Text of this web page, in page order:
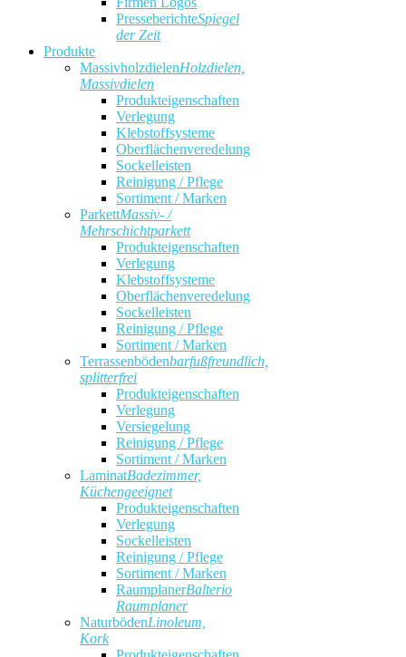
PresseberichteSpiegel
der Zeit
Produkte
MassivholzdielenHolzdielen,
Massivdielen
Produkteigenschaften
Verlegung
Klebstoffsysteme
Oberflächenveredelung
Sockelleisten
Reinigung / Pflege
Sortiment / Marken
ParkettMassiv- /
Mehrschichtparkett
Produkteigenschaften
Verlegung
Klebstoffsysteme
Oberflächenveredelung
Sockelleisten
Reinigung / Pflege
Sortiment / Marken
Terrassenbödenbarfußfreundlich,
splitterfrei
Produkteigenschaften
Verlegung
Versiegelung
Reinigung / Pflege
Sortiment / Marken
LaminatBadezimmer,
Küchengeeignet
Produkteigenschaften
Verlegung
Sockelleisten
Reinigung / Pflege
Sortiment / Marken
RaumplanerBalterio
Raumplaner
NaturbödenLinoleum,
Kork